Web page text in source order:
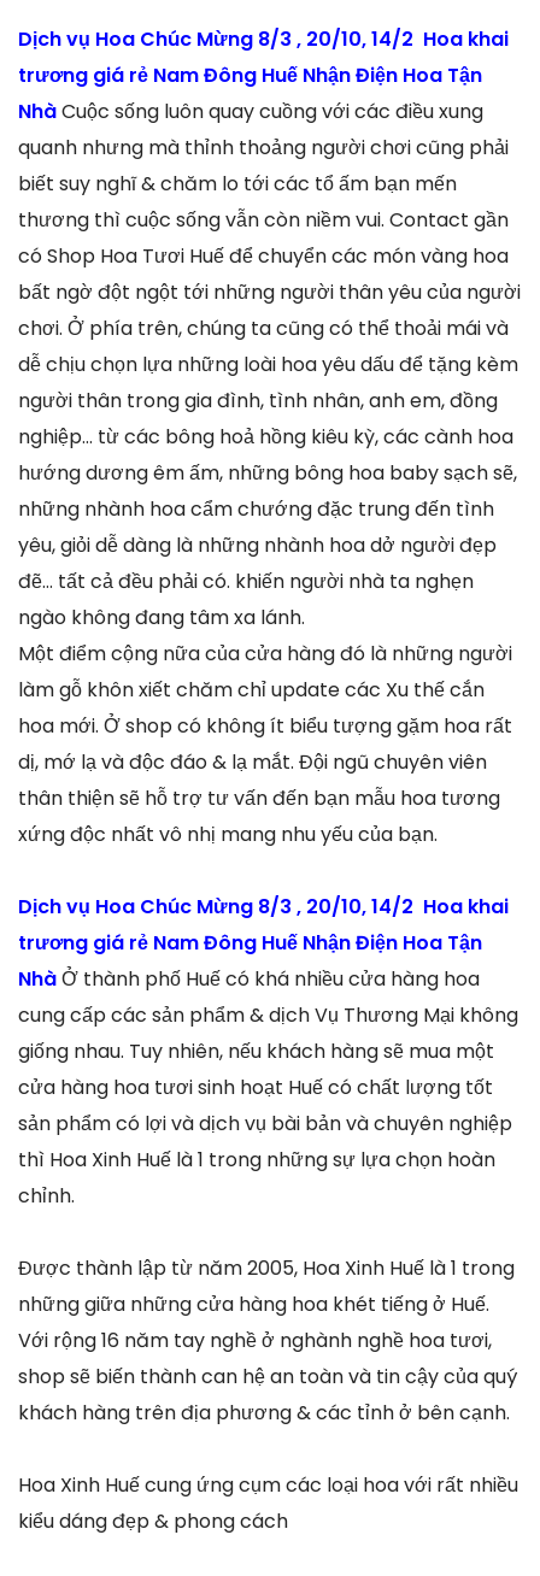
Dịch vụ Hoa Chúc Mừng 8/3 , 20/10, 14/2 Hoa khai
trương giá rẻ Nam Đông Huế Nhận Điện Hoa Tận
NhàCuộc sống luôn quay cuồng với các điều xung
quanh nhưng mà thỉnh thoảng người chơi cũng phải
biết suy nghĩ & chăm lo tới các tổ ấm bạn mến
thương thì cuộc sống vẫn còn niềm vui. Contact gần
có Shop Hoa Tươi Huế để chuyển các món vàng hoa
bất ngờ đột ngột tới những người thân yêu của người
chơi. Ở phía trên, chúng ta cũng có thể thoải mái và
dễ chịu chọn lựa những loài hoa yêu dấu để tặng kèm
người thân trong gia đình, tình nhân, anh em, đồng
nghiệp… từ các bông hoả hồng kiêu kỳ, các cành hoa
hướng dương êm ấm, những bông hoa baby sạch sẽ,
những nhành hoa cẩm chướng đặc trung đến tình
yêu, giỏi dễ dàng là những nhành hoa dở người đẹp
đẽ… tất cả đều phải có. khiến người nhà ta nghẹn
ngào không đang tâm xa lánh.
Một điểm cộng nữa của cửa hàng đó là những người
làm gỗ khôn xiết chăm chỉ update các Xu thế cắn
hoa mới. Ở shop có không ít biểu tượng gặm hoa rất
dị, mớ lạ và độc đáo & lạ mắt. Đội ngũ chuyên viên
thân thiện sẽ hỗ trợ tư vấn đến bạn mẫu hoa tương
xứng độc nhất vô nhị mang nhu yếu của bạn.
Dịch vụ Hoa Chúc Mừng 8/3 , 20/10, 14/2 Hoa khai
trương giá rẻ Nam Đông Huế Nhận Điện Hoa Tận
NhàỞ thành phố Huế có khá nhiều cửa hàng hoa
cung cấp các sản phẩm & dịch Vụ Thương Mại không
giống nhau. Tuy nhiên, nếu khách hàng sẽ mua một
cửa hàng hoa tươi sinh hoạt Huế có chất lượng tốt
sản phẩm có lợi và dịch vụ bài bản và chuyên nghiệp
thì Hoa Xinh Huế là 1 trong những sự lựa chọn hoàn
chỉnh.
Được thành lập từ năm 2005, Hoa Xinh Huế là 1 trong
những giữa những cửa hàng hoa khét tiếng ở Huế.
Với rộng 16 năm tay nghề ở nghành nghề hoa tươi,
shop sẽ biến thành can hệ an toàn và tin cậy của quý
khách hàng trên địa phương & các tỉnh ở bên cạnh.
Hoa Xinh Huế cung ứng cụm các loại hoa với rất nhiều
kiểu dáng đẹp & phong cách